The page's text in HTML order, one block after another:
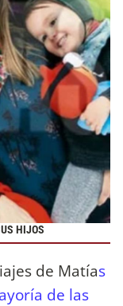
HIJOS
de Matías
de las